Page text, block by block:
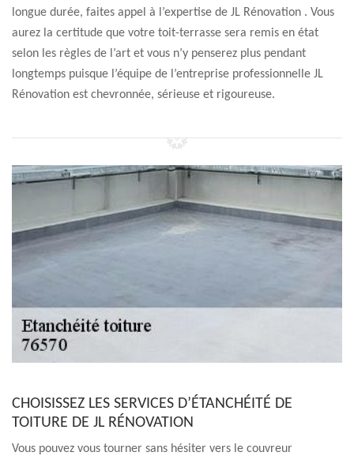
longue durée, faites appel à l’expertise de JL Rénovation . Vous
aurez la certitude que votre toit-terrasse sera remis en état
selon les règles de l’art et vous n’y penserez plus pendant
longtemps puisque l’équipe de l’entreprise professionnelle JL
Rénovation est chevronnée, sérieuse et rigoureuse.
CHOISISSEZ LES SERVICES D’ÉTANCHÉITÉ DE
TOITURE DE JL RÉNOVATION
Vous pouvez vous tourner sans hésiter vers le couvreur